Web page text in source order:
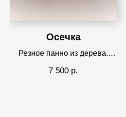
Осечка
Резное панно из дерева.
7 500 р.